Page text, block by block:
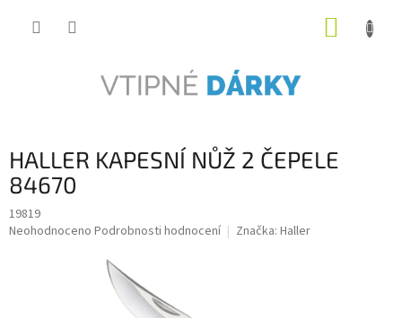
HALLER KAPESNÍ NŮŽ 2 ČEPELE
84670
19819
Průměrné
Neohodnoceno Podrobnosti hodnocení Značka: Haller